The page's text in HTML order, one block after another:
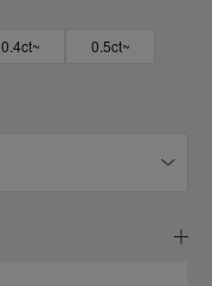
0.4ct~ 0.5ct~